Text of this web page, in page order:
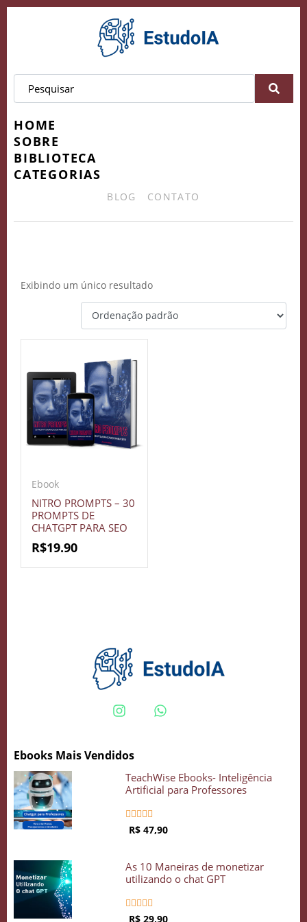
HOME
SOBRE
BIBLIOTECA
CATEGORIAS
BLOG CONTATO
Exibindo um único resultado
Ebook
NITRO PROMPTS – 30
PROMPTS DE
CHATGPT PARA SEO
R$19.90
Ebooks Mais Vendidos
TeachWise Ebooks- Inteligência
Artificial para Professores
    
R$ 47,90
As 10 Maneiras de monetizar
utilizando o chat GPT
    
R$ 29,90
Crie seu Avatar com Inteligência Artificial
Vidgenie